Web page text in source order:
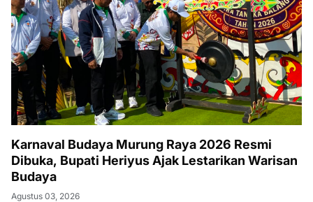
Karnaval Budaya Murung Raya 2026 Resmi
Dibuka, Bupati Heriyus Ajak Lestarikan Warisan
Budaya
Agustus 03, 2026